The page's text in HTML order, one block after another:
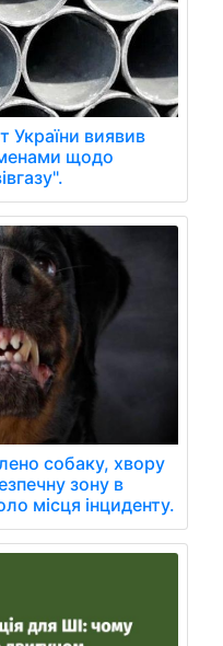
України виявив
щодо
собаку, хвору
зону в
місця інциденту.